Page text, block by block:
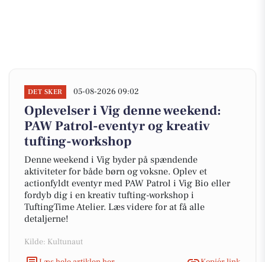
DET SKER 05-08-2026 09:02
Oplevelser i Vig denne weekend:
PAW Patrol-eventyr og kreativ
tufting-workshop
Denne weekend i Vig byder på spændende
aktiviteter for både børn og voksne. Oplev et
actionfyldt eventyr med PAW Patrol i Vig Bio eller
fordyb dig i en kreativ tufting-workshop i
TuftingTime Atelier. Læs videre for at få alle
detaljerne!
Kilde: Kultunaut